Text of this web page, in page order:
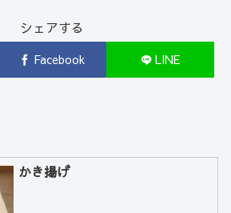
シェアする
Facebook LINE
かき揚げ